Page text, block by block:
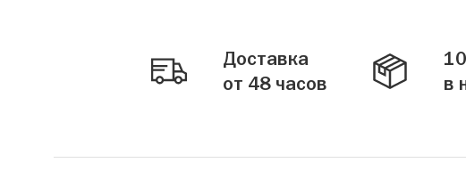
Доставка
от 48 часов
в